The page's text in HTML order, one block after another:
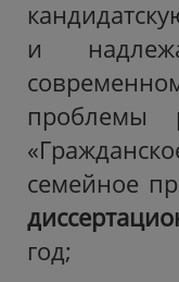
и
проблемы
семейное
год;